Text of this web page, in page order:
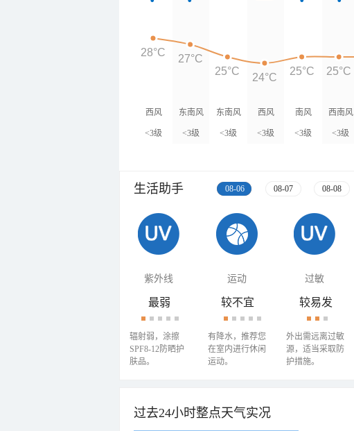
西风
<3级
东南风
<3级
东南风
<3级
西风
<3级
南风
<3级
西南风
<3级
28°C
27°C
25°C
24°C
25°C 25°C
生活助手 08-06 08-07 08-08
紫外线 运动 过敏
最弱
辐射弱，涂擦
SPF8-12防晒护
肤品。
较不宜
有降水，推荐您
在室内进行休闲
运动。
较易发
外出需远离过敏
源，适当采取防
护措施。
过去24小时整点天气实况